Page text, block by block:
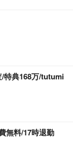
/特典168万/tutumi
無料/17時退勤